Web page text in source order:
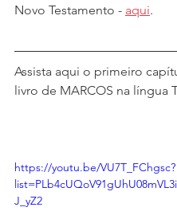
Novo Testamento - aqui.
Assista aqui o primeiro
livro de MARCOS na língua
https://youtu.be/VU7T_FChgsc?
J_yZ2